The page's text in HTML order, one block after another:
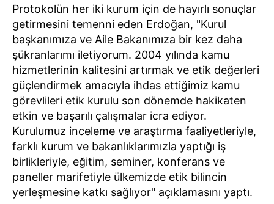
Protokolün her iki kurum için de hayırlı sonuçlar
getirmesini temenni eden Erdoğan, "Kurul
başkanımıza ve Aile Bakanımıza bir kez daha
şükranlarımı iletiyorum. 2004 yılında kamu
hizmetlerinin kalitesini artırmak ve etik değerleri
güçlendirmek amacıyla ihdas ettiğimiz kamu
görevlileri etik kurulu son dönemde hakikaten
etkin ve başarılı çalışmalar icra ediyor.
Kurulumuz inceleme ve araştırma faaliyetleriyle,
farklı kurum ve bakanlıklarımızla yaptığı iş
birlikleriyle, eğitim, seminer, konferans ve
paneller marifetiyle ülkemizde etik bilincin
yerleşmesine katkı sağlıyor" açıklamasını yaptı.